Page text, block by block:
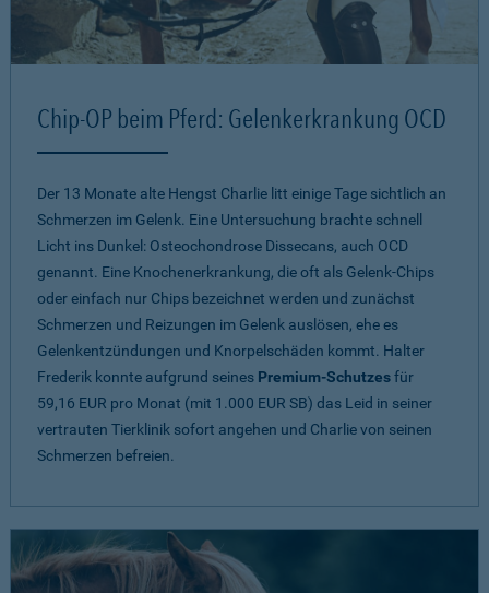
Chip-OP beim Pferd: Gelenkerkrankung OCD
Der 13 Monate alte Hengst Charlie litt einige Tage sichtlich an
Schmerzen im Gelenk. Eine Untersuchung brachte schnell
Licht ins Dunkel: Osteochondrose Dissecans, auch OCD
genannt. Eine Knochenerkrankung, die oft als Gelenk-Chips
oder einfach nur Chips bezeichnet werden und zunächst
Schmerzen und Reizungen im Gelenk auslösen, ehe es
Gelenkentzündungen und Knorpelschäden kommt. Halter
Frederik konnte aufgrund seines Premium-Schutzesfür
59,16 EUR pro Monat (mit 1.000 EUR SB) das Leid in seiner
vertrauten Tierklinik sofort angehen und Charlie von seinen
Schmerzen befreien.